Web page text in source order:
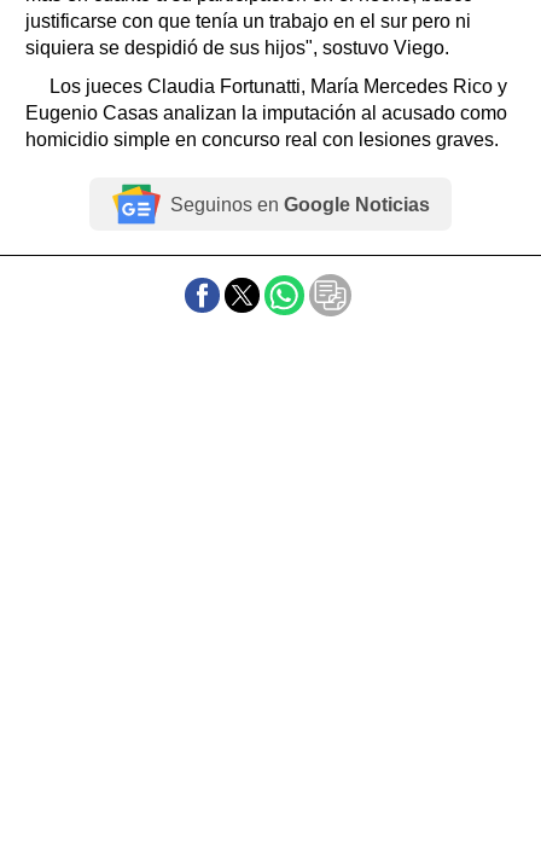
justificarse con que tenía un trabajo en el sur pero ni
siquiera se despidió de sus hijos", sostuvo Viego.
Los jueces Claudia Fortunatti, María Mercedes Rico y
Eugenio Casas analizan la imputación al acusado como
homicidio simple en concurso real con lesiones graves.
Seguinos en Google Noticias